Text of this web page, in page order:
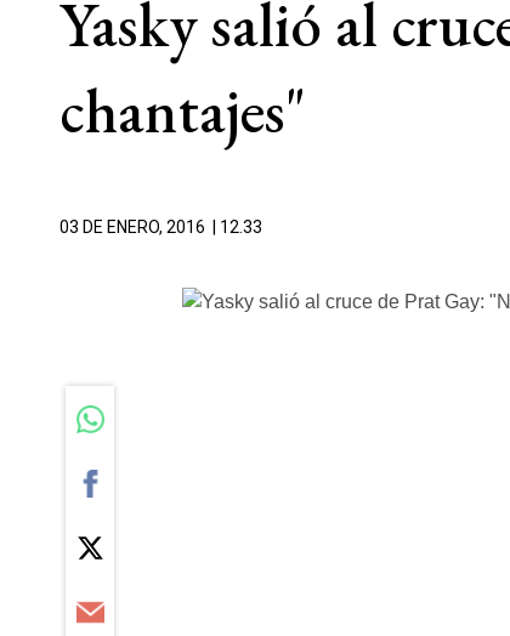
Yasky salió al
chantajes"
03 DE ENERO, 2016 | 12.33